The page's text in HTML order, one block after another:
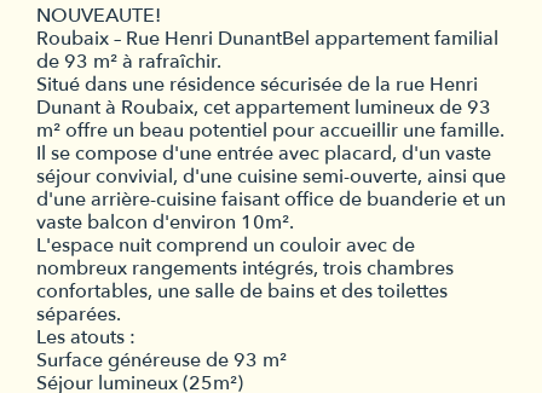
NOUVEAUTE!
Roubaix – Rue Henri DunantBel appartement familial
de 93 m² à rafraîchir.
Situé dans une résidence sécurisée de la rue Henri
Dunant à Roubaix, cet appartement lumineux de 93
m² offre un beau potentiel pour accueillir une famille.
Il se compose d'une entrée avec placard, d'un vaste
séjour convivial, d'une cuisine semi-ouverte, ainsi que
d'une arrière-cuisine faisant office de buanderie et un
vaste balcon d'environ 10m².
L'espace nuit comprend un couloir avec de
nombreux rangements intégrés, trois chambres
confortables, une salle de bains et des toilettes
séparées.
Les atouts :
Surface généreuse de 93 m²
Séjour lumineux (25m²)